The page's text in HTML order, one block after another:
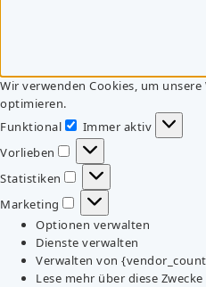
Wir verwenden Cookies, um
optimieren.
Funktional
Funktional
Immer aktiv
Vorlieben
Vorlieben
Statistiken
Statistiken
Marketing
Marketing
Optionen verwalten
Dienste verwalten
Verwalten von
Lese mehr über diese Zwecke